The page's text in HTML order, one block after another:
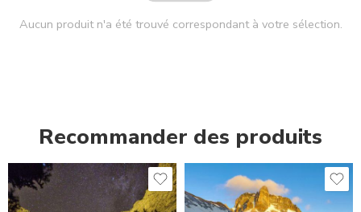
Aucun produit n'a été trouvé correspondant à votre sélection.
Recommander des produits